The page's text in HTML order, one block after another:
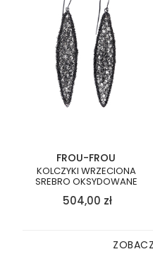
FROU-FROU
KOLCZYKI WRZECIONA
SREBRO OKSYDOWANE
504,00 zł